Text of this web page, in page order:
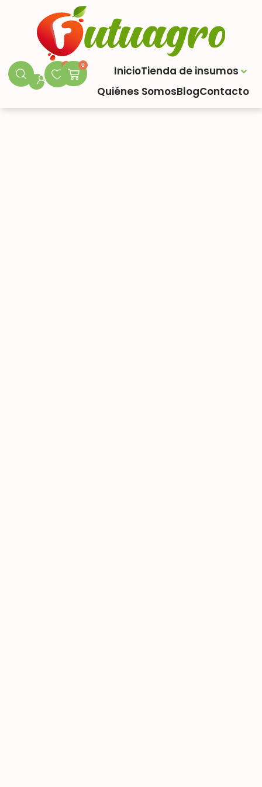
InicioTienda de insumos
Quiénes SomosBlogContacto
0 0